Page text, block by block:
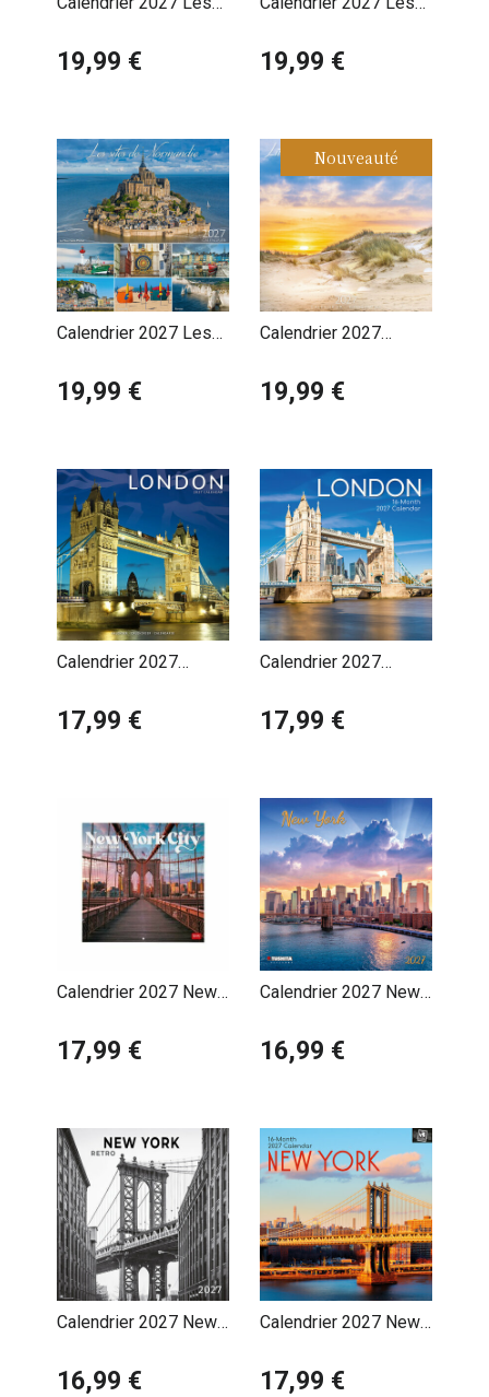
Falaises Etretat
19,99 €
Honfleur
19,99 €
Calendrier 2027 Les
Le Mont Saint Michel
19,99 €
Nouveauté
Calendrier 2027
France
19,99 €
Calendrier 2027
17,99 €
Calendrier 2027
17,99 €
Calendrier 2027 New
17,99 €
Calendrier 2027 New
Poster Offert
16,99 €
Calendrier 2027 New
Poster Offert
16,99 €
Calendrier 2027 New
17,99 €